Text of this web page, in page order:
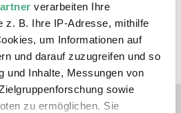
verarbeiten Ihre
z. B. Ihre IP-Adresse, mithilfe
um Informationen auf
und darauf zuzugreifen und so
und Inhalte, Messungen von
sowie
zu ermöglichen. Siezu unseren